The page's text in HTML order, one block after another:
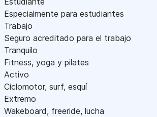
Especialmente para estudiantes
Trabajo
Seguro acreditado para el trabajo
Tranquilo
Fitness, yoga y pilates
Activo
Ciclomotor, surf, esquí
Extremo
Wakeboard, freeride, lucha